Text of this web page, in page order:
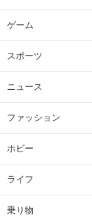
ゲーム
スポーツ
ニュース
ファッション
ホビー
ライフ
乗り物